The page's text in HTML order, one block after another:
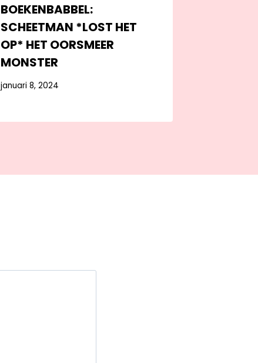
BOEKENBABBEL:
SCHEETMAN *LOST HET
OP* HET OORSMEER
MONSTER
januari 8, 2024